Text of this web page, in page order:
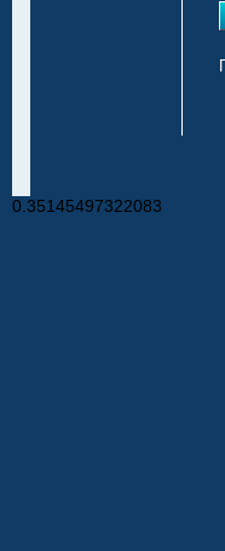
0.35145497322083